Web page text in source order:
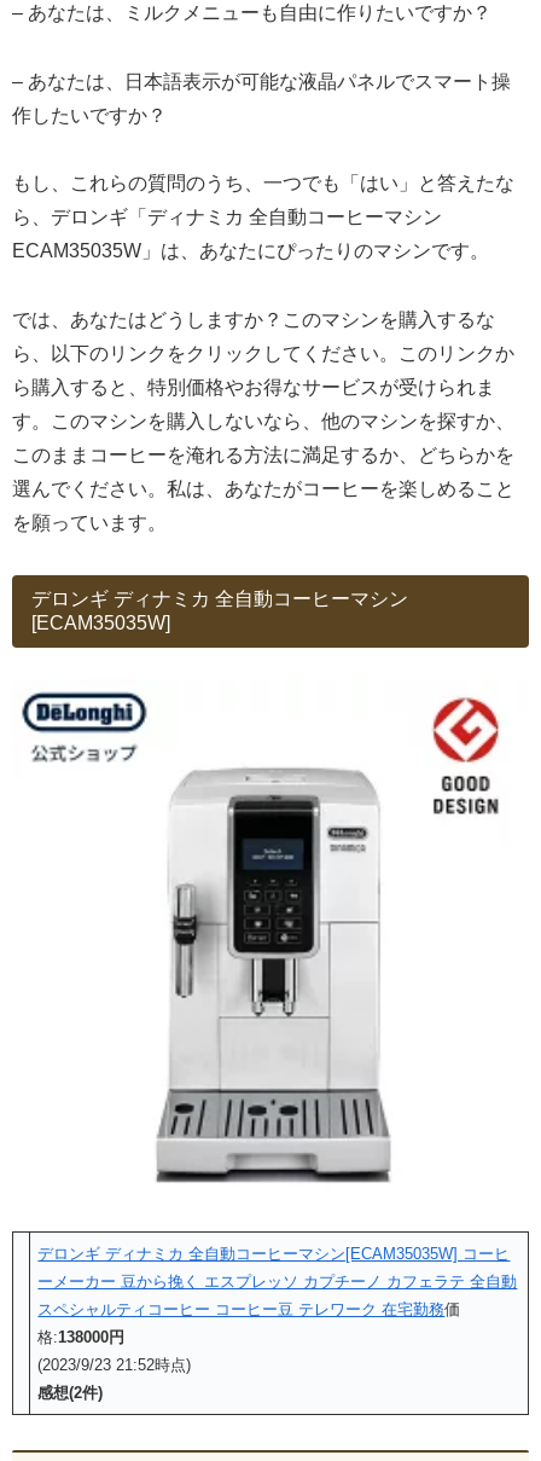
– あなたは、ミルクメニューも自由に作りたいですか？
– あなたは、日本語表示が可能な液晶パネルでスマート操
作したいですか？
もし、これらの質問のうち、一つでも「はい」と答えたな
ら、デロンギ「ディナミカ 全自動コーヒーマシン
ECAM35035W」は、あなたにぴったりのマシンです。
では、あなたはどうしますか？このマシンを購入するな
ら、以下のリンクをクリックしてください。このリンクか
ら購入すると、特別価格やお得なサービスが受けられま
す。このマシンを購入しないなら、他のマシンを探すか、
このままコーヒーを淹れる方法に満足するか、どちらかを
選んでください。私は、あなたがコーヒーを楽しめること
を願っています。
デロンギ ディナミカ 全自動コーヒーマシン
[ECAM35035W]
デロンギ ディナミカ 全自動コーヒーマシン[ECAM35035W] コーヒ
ーメーカー 豆から挽く エスプレッソ カプチーノ カフェラテ 全自動
スペシャルティコーヒー コーヒー豆 テレワーク 在宅勤務価
格:138000円
(2023/9/23 21:52時点)
感想(2件)